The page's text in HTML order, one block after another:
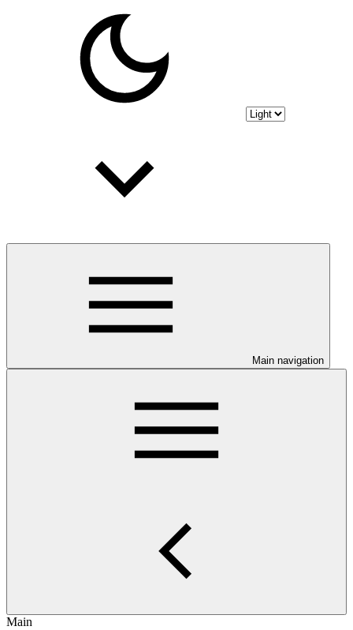
Main navigation
Main